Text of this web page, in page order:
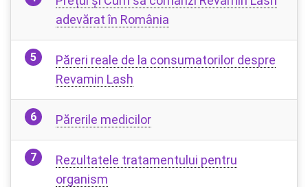
adevărat în România
Păreri reale de la consumatorilor despre
Revamin Lash
Părerile medicilor
Rezultatele tratamentului pentru
organism